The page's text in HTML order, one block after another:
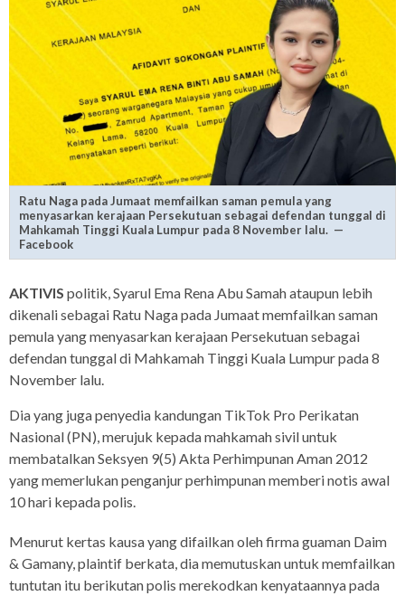
Ratu Naga pada Jumaat memfailkan saman pemula yang
menyasarkan kerajaan Persekutuan sebagai defendan tunggal di
Mahkamah Tinggi Kuala Lumpur pada 8 November lalu. —
Facebook
AKTIVIS politik, Syarul Ema Rena Abu Samah ataupun lebih
dikenali sebagai Ratu Naga pada Jumaat memfailkan saman
pemula yang menyasarkan kerajaan Persekutuan sebagai
defendan tunggal di Mahkamah Tinggi Kuala Lumpur pada 8
November lalu.
Dia yang juga penyedia kandungan TikTok Pro Perikatan
Nasional (PN), merujuk kepada mahkamah sivil untuk
membatalkan Seksyen 9(5) Akta Perhimpunan Aman 2012
yang memerlukan penganjur perhimpunan memberi notis awal
10 hari kepada polis.
Menurut kertas kausa yang difailkan oleh firma guaman Daim
& Gamany, plaintif berkata, dia memutuskan untuk memfailkan
tuntutan itu berikutan polis merekodkan kenyataannya pada